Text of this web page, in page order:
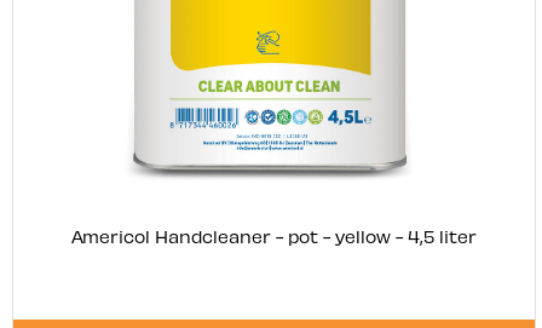
Americol Handcleaner - pot - yellow - 4,5 liter